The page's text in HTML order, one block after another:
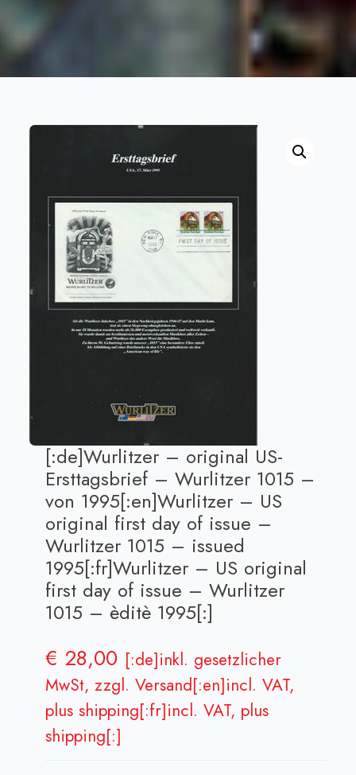
[:de]Wurlitzer – original US-
Ersttagsbrief – Wurlitzer 1015 –
von 1995[:en]Wurlitzer – US
original first day of issue –
Wurlitzer 1015 – issued
1995[:fr]Wurlitzer – US original
first day of issue – Wurlitzer
1015 – èditè 1995[:]
€ 28,00 [:de]inkl. gesetzlicher
MwSt, zzgl. Versand[:en]incl. VAT,
plus shipping[:fr]incl. VAT, plus
shipping[:]